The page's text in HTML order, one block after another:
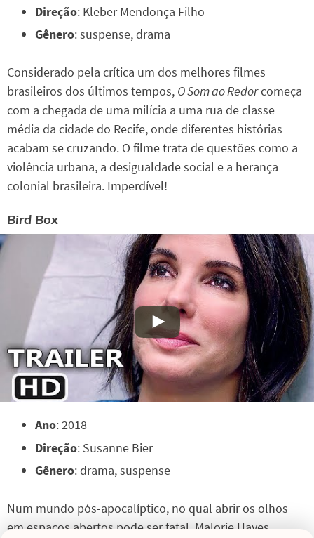
Direção: Kleber Mendonça Filho
Gênero: suspense, drama
Considerado pela crítica um dos melhores filmes
brasileiros dos últimos tempos, O Som ao Redorcomeça
com a chegada de uma milícia a uma rua de classe
média da cidade do Recife, onde diferentes histórias
acabam se cruzando. O filme trata de questões como a
violência urbana, a desigualdade social e a herança
colonial brasileira. Imperdível!
Bird Box
Ano: 2018
Direção: Susanne Bier
Gênero: drama, suspense
Num mundo pós-apocalíptico, no qual abrir os olhos
em espaços abertos pode ser fatal, Malorie Hayes